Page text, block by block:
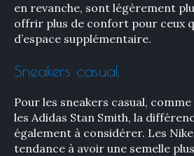
en revanche, sont légèrement
offrir plus de confort pour ceux
d’espace supplémentaire.
Sneakers casual
Pour les sneakers casual,
les Adidas Stan Smith, la
également à considérer. Les
tendance à avoir une semelle